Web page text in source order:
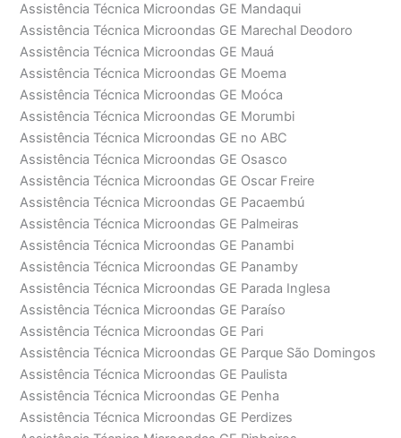
Assistência Técnica Microondas GE Mandaqui
Assistência Técnica Microondas GE Marechal Deodoro
Assistência Técnica Microondas GE Mauá
Assistência Técnica Microondas GE Moema
Assistência Técnica Microondas GE Moóca
Assistência Técnica Microondas GE Morumbi
Assistência Técnica Microondas GE no ABC
Assistência Técnica Microondas GE Osasco
Assistência Técnica Microondas GE Oscar Freire
Assistência Técnica Microondas GE Pacaembú
Assistência Técnica Microondas GE Palmeiras
Assistência Técnica Microondas GE Panambi
Assistência Técnica Microondas GE Panamby
Assistência Técnica Microondas GE Parada Inglesa
Assistência Técnica Microondas GE Paraíso
Assistência Técnica Microondas GE Pari
Assistência Técnica Microondas GE Parque São Domingos
Assistência Técnica Microondas GE Paulista
Assistência Técnica Microondas GE Penha
Assistência Técnica Microondas GE Perdizes